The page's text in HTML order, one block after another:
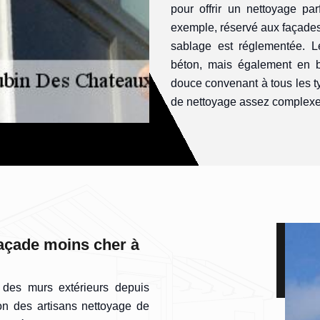
pour offrir un nettoyage
exemple, réservé aux
sablage est réglementée.
béton, mais également en
douce convenant à tous les
de nettoyage assez
moins cher à
murs extérieurs depuis
des artisans nettoyage de